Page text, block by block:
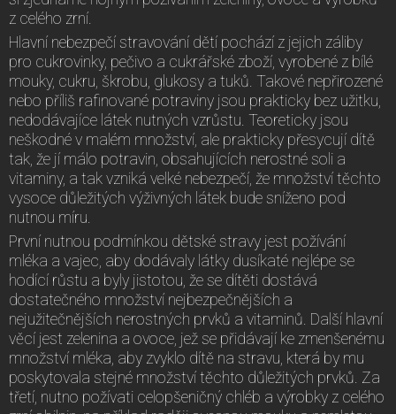
z celého zrní.
Hlavní nebezpečí stravování dětí pochází z jejich záliby
pro cukrovinky, pečivo a cukrářské zboží, vyrobené z bílé
mouky, cukru, škrobu, glukosy a tuků. Takové nepřirozené
nebo příliš rafinované potraviny jsou prakticky bez užitku,
nedodávajíce látek nutných vzrůstu. Teoreticky jsou
neškodné v malém množství, ale prakticky přesycují dítě
tak, že jí málo potravin, obsahujících nerostné soli a
vitaminy, a tak vzniká velké nebezpečí, že množství těchto
vysoce důležitých výživných látek bude sníženo pod
nutnou míru.
První nutnou podmínkou dětské stravy jest požívání
mléka a vajec, aby dodávaly látky dusíkaté nejlépe se
hodící růstu a byly jistotou, že se dítěti dostává
dostatečného množství nejbezpečnějších a
nejužitečnějších nerostných prvků a vitaminů. Další hlavní
věcí jest zelenina a ovoce, jež se přidávají ke zmenšenému
množství mléka, aby zvyklo dítě na stravu, která by mu
poskytovala stejné množství těchto důležitých prvků. Za
třetí, nutno požívati celopšeničný chléb a výrobky z celého